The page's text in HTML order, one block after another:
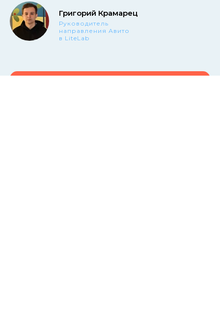
Григорий Крамарец
Руководитель
направления Авито
в LiteLab